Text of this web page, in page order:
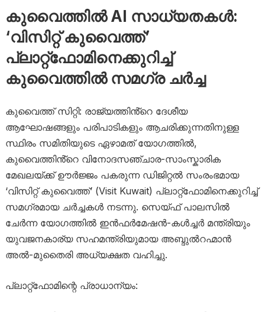
കുവൈത്തിൽ AI സാധ്യതകൾ:
‘വിസിറ്റ് കുവൈത്ത്’
പ്ലാറ്റ്‌ഫോമിനെക്കുറിച്ച്
കുവൈത്തിൽ സമഗ്ര ചർച്ച
കുവൈത്ത് സിറ്റി: രാജ്യത്തിൻ്റെ ദേശീയ
ആഘോഷങ്ങളും പരിപാടികളും ആചരിക്കുന്നതിനുള്ള
സ്ഥിരം സമിതിയുടെ ഏഴാമത് യോഗത്തിൽ,
കുവൈത്തിൻ്റെ വിനോദസഞ്ചാര-സാംസ്കാരിക
മേഖലയ്ക്ക് ഊർജ്ജം പകരുന്ന ഡിജിറ്റൽ സംരംഭമായ
‘വിസിറ്റ് കുവൈത്ത്’ (Visit Kuwait) പ്ലാറ്റ്‌ഫോമിനെക്കുറിച്ച്
സമഗ്രമായ ചർച്ചകൾ നടന്നു. സെയ്ഫ് പാലസിൽ
ചേർന്ന യോഗത്തിൽ ഇൻഫർമേഷൻ-കൾച്ചർ മന്ത്രിയും
യുവജനകാര്യ സഹമന്ത്രിയുമായ അബ്ദുൽറഹ്മാൻ
അൽ-മുതൈരി അധ്യക്ഷത വഹിച്ചു.
പ്ലാറ്റ്‌ഫോമിന്റെ പ്രാധാന്യം: